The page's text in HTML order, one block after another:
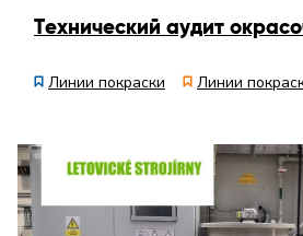
Tехнический аудит
Линии покраски Линии